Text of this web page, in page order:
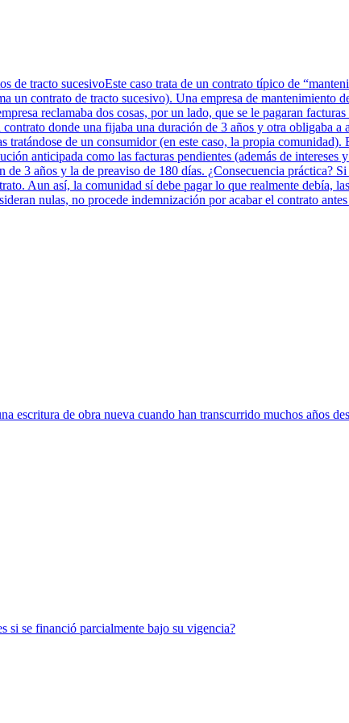
de tracto sucesivoEste caso trata de un contrato típico de
un contrato de tracto sucesivo). Una empresa de mantenimiento
reclamaba dos cosas, por un lado, que se le pagaran
donde una fijaba una duración de 3 años y otra obligaba
tratándose de un consumidor (en este caso, la propia
anticipada como las facturas pendientes (además de
3 años y la de preaviso de 180 días. ¿Consecuencia práctica?
Aun así, la comunidad sí debe pagar lo que realmente debía,
nulas, no procede indemnización por acabar el contrato
escritura de obra nueva cuando han transcurrido muchos años
si se financió parcialmente bajo su vigencia?